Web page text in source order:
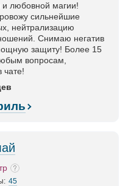
любовной магии!
сильнейшие
нейтрализацию
Снимаю негатив
защиту! Более 15
вопросам,
чате!
45